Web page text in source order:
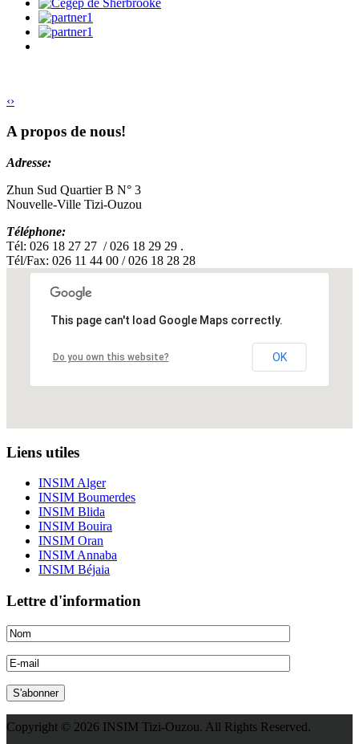
‹›
A propos de nous!
Adresse:
Zhun Sud Quartier B N° 3
Nouvelle-Ville Tizi-Ouzou
Téléphone:
Tél: 026 18 27 27 / 026 18 29 29 .
Tél/Fax: 026 11 44 00 / 026 18 28 28
This page can't load Google Maps correctly.
Do you own this website? OK
Liens utiles
INSIM Alger
INSIM Boumerdes
INSIM Blida
INSIM Bouira
INSIM Oran
INSIM Annaba
INSIM Béjaia
Lettre d'information
Copyright © 2026 INSIM Tizi-Ouzou. All Rights Reserved.